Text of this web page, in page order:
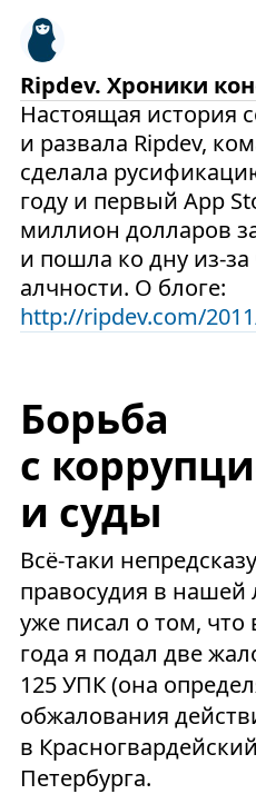
Ripdev. Хроники
Настоящая история
и развала Ripdev,
сделала
году и первый App
миллион долларов
и пошла ко дну из-
алчности. О блоге:
http://ripdev.com/
Борьба
с
и суды
Всё-таки
правосудия в
уже писал о том,
года я подал две
125 УПК (она
обжалования
в
Петербурга.